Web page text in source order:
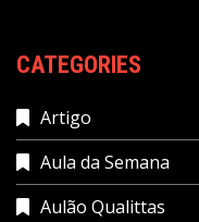
CATEGORIES
Artigo
Aula da Semana
Aulão Qualittas